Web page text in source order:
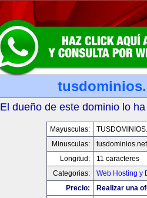
El dueño de este dominio lo
Mayusculas:
Minusculas:
tusdominios.net
Longitud:
11 caracteres
Categorias:
Web Hosting y
Precio:
Realizar una